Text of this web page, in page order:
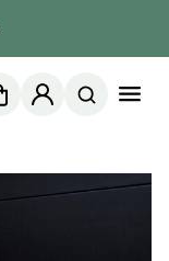
Min side